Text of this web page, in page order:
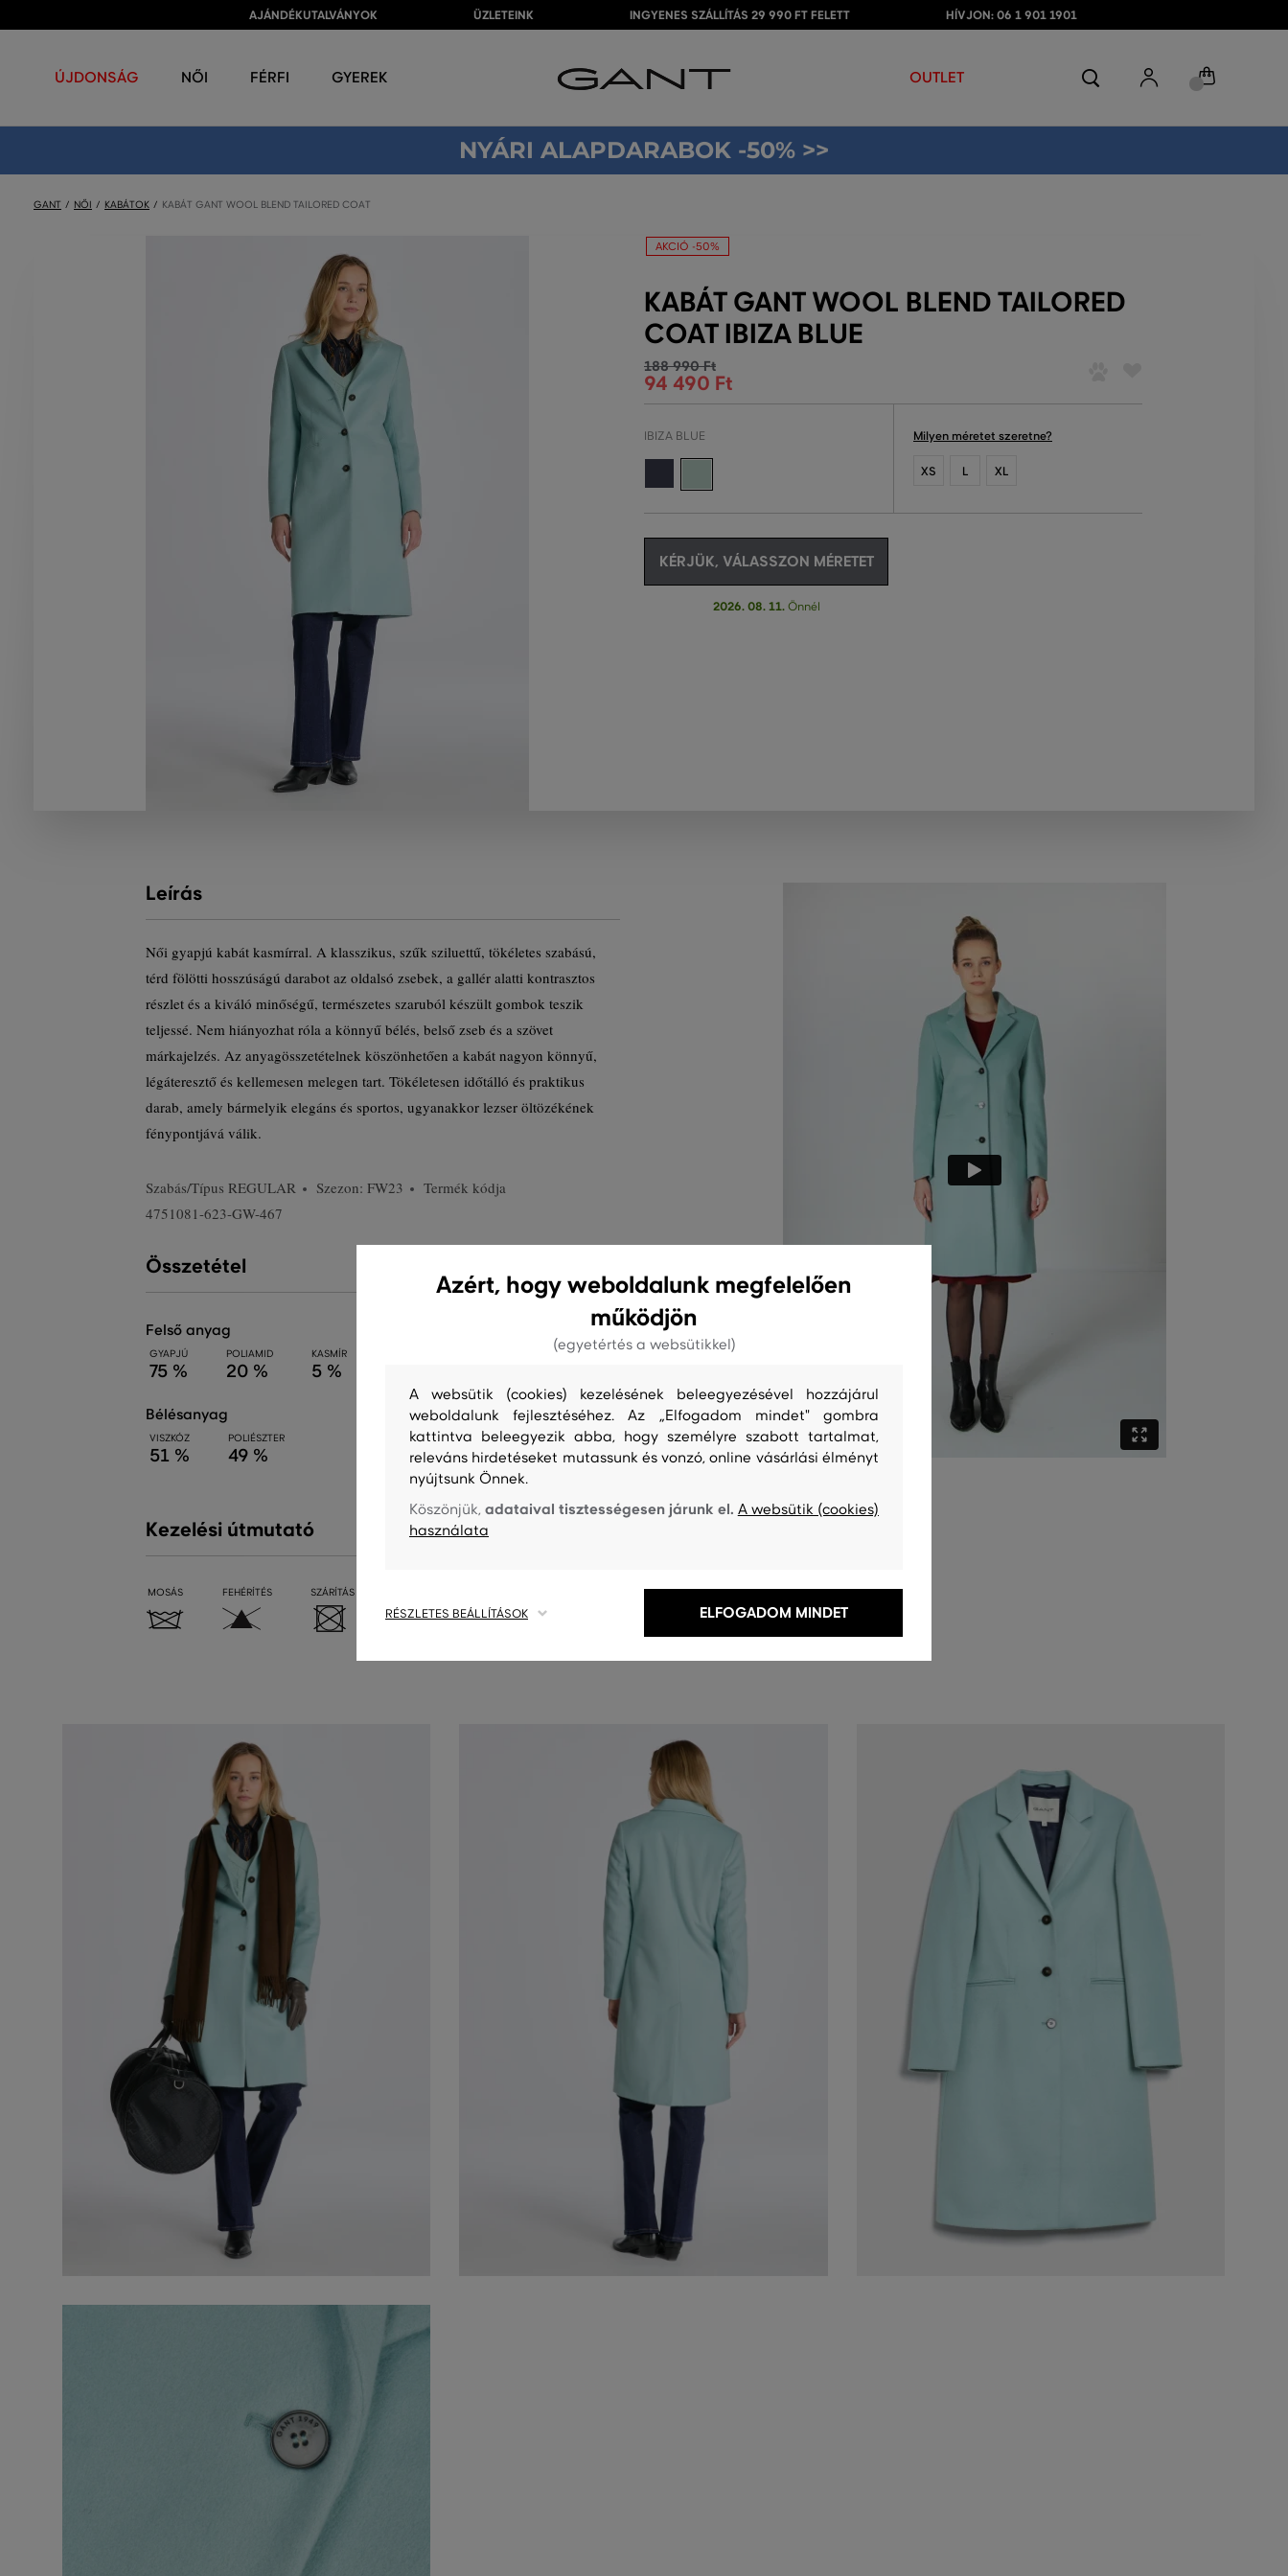
AJÁNDÉKUTALVÁNYOK ÜZLETEINK INGYENES SZÁLLÍTÁS 29 990 FT FELETT HÍVJON: 06 1 901 1901
ÚJDONSÁG NŐI FÉRFI GYEREK OUTLET
NYÁRI ALAPDARABOK -50% >>
GANT NŐI KABÁTOK KABÁT GANT WOOL BLEND TAILORED COAT
AKCIÓ -50%
KABÁT GANT WOOL BLEND TAILORED
COAT IBIZA BLUE
188 990 Ft
94 490 Ft
IBIZA BLUE Milyen méretet szeretne?
XS L XL
KÉRJÜK, VÁLASSZON MÉRETET
2026. 08. 11.Önnél
Leírás
Női gyapjú kabát kasmírral. A klasszikus, szűk sziluettű, tökéletes szabású,
térd fölötti hosszúságú darabot az oldalsó zsebek, a gallér alatti kontrasztos
részlet és a kiváló minőségű, természetes szaruból készült gombok teszik
teljessé. Nem hiányozhat róla a könnyű bélés, belső zseb és a szövet
márkajelzés. Az anyagösszetételnek köszönhetően a kabát nagyon könnyű,
légáteresztő és kellemesen melegen tart. Tökéletesen időtálló és praktikus
darab, amely bármelyik elegáns és sportos, ugyanakkor lezser öltözékének
fénypontjává válik.
Szabás/Típus REGULAR Szezon: FW23
Termék kódja
4751081-623-GW-467
Összetétel
felső anyag
GYAPJÚ
75 %
POLIAMID
20 %
KASMÍR
5 %
bélésanyag
VISZKÓZ
51 %
POLIÉSZTER
49 %
Kezelési útmutató
MOSÁS FEHÉRÍTÉS SZÁRÍTÁS
Azért, hogy weboldalunk megfelelően
működjön
(egyetértés a websütikkel)
A websütik (cookies) kezelésének beleegyezésével hozzájárul
weboldalunk fejlesztéséhez. Az „Elfogadom mindet" gombra
kattintva beleegyezik abba, hogy személyre szabott tartalmat,
releváns hirdetéseket mutassunk és vonzó, online vásárlási élményt
nyújtsunk Önnek.
Köszönjük,adataival tisztességesen járunk el. A websütik (cookies)
használata
RÉSZLETES BEÁLLÍTÁSOK ELFOGADOM MINDET